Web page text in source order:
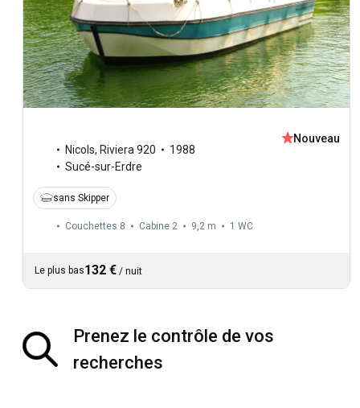
Nicols, Riviera 920
1988
Sucé-sur-Erdre
Nouveau
sans Skipper
Couchettes 8 Cabine 2 9,2 m 1 WC
Le plus bas132 € / nuit
Prenez le contrôle de vos
recherches